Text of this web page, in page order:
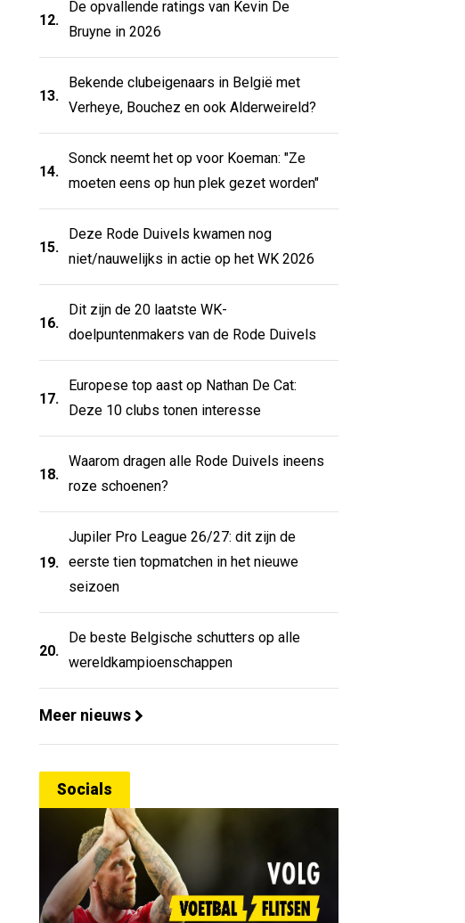
12.
De opvallende ratings van Kevin De
Bruyne in 2026
13.
Bekende clubeigenaars in België met
Verheye, Bouchez en ook Alderweireld?
14.
Sonck neemt het op voor Koeman: "Ze
moeten eens op hun plek gezet worden"
15.
Deze Rode Duivels kwamen nog
niet/nauwelijks in actie op het WK 2026
16.
Dit zijn de 20 laatste WK-
doelpuntenmakers van de Rode Duivels
17.
Europese top aast op Nathan De Cat:
Deze 10 clubs tonen interesse
18.
Waarom dragen alle Rode Duivels ineens
roze schoenen?
19.
Jupiler Pro League 26/27: dit zijn de
eerste tien topmatchen in het nieuwe
seizoen
20.
De beste Belgische schutters op alle
wereldkampioenschappen
Meer nieuws
Socials